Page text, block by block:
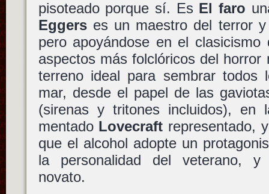
pisoteado porque sí. Es El faro
Eggerses un maestro del terror y
pero apoyándose en el
aspectos más folclóricos del
terreno ideal para sembrar todos
mar, desde el papel de las
(sirenas y tritones incluidos), en
mentado Lovecraft representado,
que el alcohol adopte un
la personalidad del veterano, y
novato.